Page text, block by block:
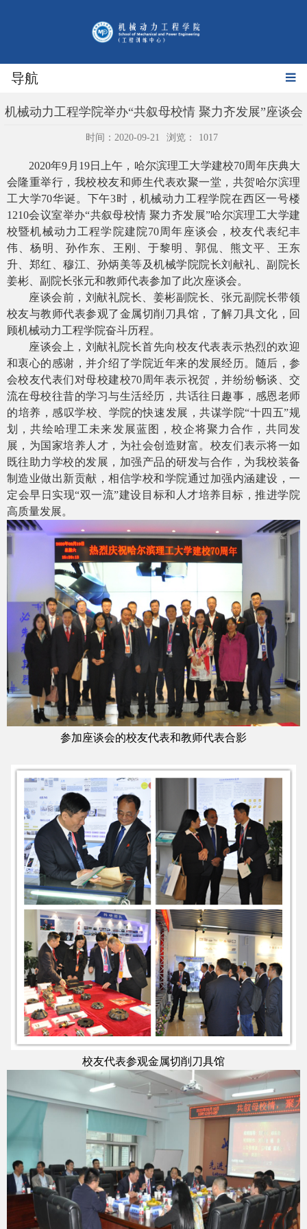
导航
机械动力工程学院举办“共叙母校情 聚力齐发展”座谈会
时间：2020-09-21 浏览： 1017
2020年9月 19日上午，哈尔滨理工大学建校70周年庆典大
会隆重举行，我校校友和师生代表欢聚一堂，共贺哈尔滨理
工大学70华诞。下午3时，机械动力工程学院在西区一号楼
1210会议室举办“共叙母校情 聚力齐发展”哈尔滨理工大学建
校暨机械动力工程学院建院70周年座谈会，校友代表纪丰
伟、杨明、孙作东、王刚、于黎明、郭侃、熊文平、王东
升、郑红、穆江、孙炳美等及机械学院院长刘献礼、副院长
姜彬、副院长张元和教师代表参加了此次座谈会。
座谈会前，刘献礼院长、姜彬副院长、张元副院长带领
校友与教师代表参观了金属切削刀具馆，了解刀具文化，回
顾机械动力工程学院奋斗历程。
座谈会上，刘献礼院长首先向校友代表表示热烈的欢迎
和衷心的感谢，并介绍了学院近年来的发展经历。随后，参
会校友代表们对母校建校70周年表示祝贺，并纷纷畅谈、交
流在母校往昔的学习与生活经历，共话往日趣事，感恩老师
的培养，感叹学校、学院的快速发展，共谋学院“十四五”规
划，共绘哈理工未来发展蓝图，校企将聚力合作，共同发
展，为国家培养人才，为社会创造财富。校友们表示将一如
既往助力学校的发展，加强产品的研发与合作，为我校装备
制造业做出新贡献，相信学校和学院通过加强内涵建设，一
定会早日实现“双一流”建设目标和人才培养目标，推进学院
高质量发展。
参加座谈会的校友代表和教师代表合影
校友代表参观金属切削刀具馆